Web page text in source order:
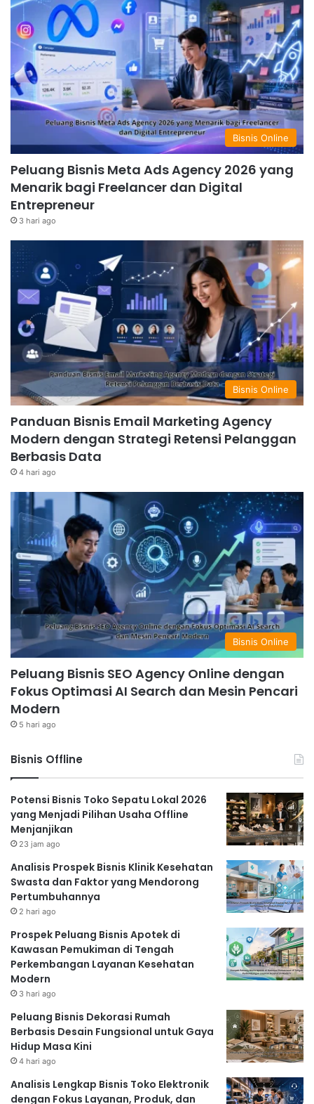
Bisnis Online
Peluang Bisnis Meta Ads Agency 2026 yang
Menarik bagi Freelancer dan Digital
Entrepreneur
3 hari ago
Bisnis Online
Panduan Bisnis Email Marketing Agency
Modern dengan Strategi Retensi Pelanggan
Berbasis Data
4 hari ago
Bisnis Online
Peluang Bisnis SEO Agency Online dengan
Fokus Optimasi AI Search dan Mesin Pencari
Modern
5 hari ago
Bisnis Offline
Potensi Bisnis Toko Sepatu Lokal 2026
yang Menjadi Pilihan Usaha Offline
Menjanjikan
23 jam ago
Analisis Prospek Bisnis Klinik Kesehatan
Swasta dan Faktor yang Mendorong
Pertumbuhannya
2 hari ago
Prospek Peluang Bisnis Apotek di
Kawasan Pemukiman di Tengah
Perkembangan Layanan Kesehatan
Modern
3 hari ago
Peluang Bisnis Dekorasi Rumah
Berbasis Desain Fungsional untuk Gaya
Hidup Masa Kini
4 hari ago
Analisis Lengkap Bisnis Toko Elektronik
dengan Fokus Layanan, Produk, dan